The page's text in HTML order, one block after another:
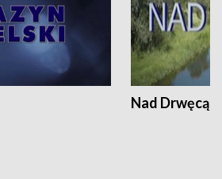
Nad Drwęcą